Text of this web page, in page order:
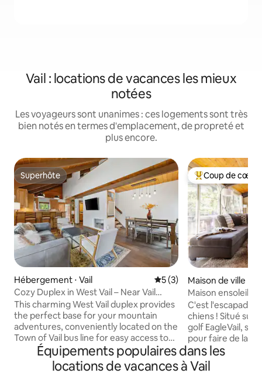
Vail : locations de vacances les mieux
notées
Les voyageurs sont unanimes : ces logements sont très
bien notés en termes d'emplacement, de propreté et
plus encore.
Superhôte
Superhôte
Hébergement ⋅ Vail Évaluation moyenne sur
5 (3)
Cozy Duplex in West Vail – Near Vail
Village
This charming West Vail duplex provides
the perfect base for your mountain
adventures, conveniently located on the
Town of Vail bus line for easy access to
the free shuttle service. Property
Features: - 2 spacious bedrooms with an
additional secluded loft area with 1
Coups de cœur
Coup de cœur
Maison de ville ⋅
Maison
avec jacuzzi privé
C'est l'escapade
chiens ! Situé sur le 1er trou du terrain de
golf EagleVail,
pour faire de la
raquette ou du ski de
vous sur la
surplombant le
Équipements populaires dans les
locations de vacances à Vail